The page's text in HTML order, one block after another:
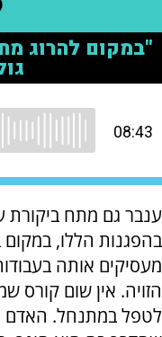
ענבר גם מתח ביקורת
בהפגנות הללו,
מעסיקים אותה
הזויה. אין שום קורס
לטפל במתנחל. האדם